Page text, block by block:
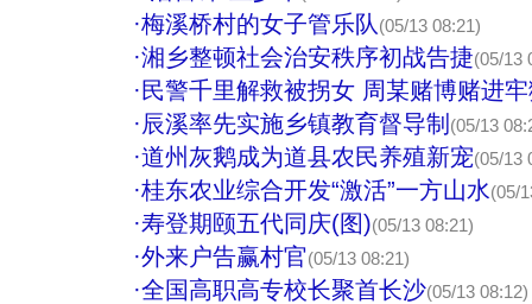
·梅溪桥村的女子管乐队 (05/13 08:21)
·湘乡整顿社会治安秩序初战告捷(05/13
·民警千里解救被拐女 周某赌博赌进
·辰溪率先实施乡镇教育督导制(05/13
·道州灰鹅成为道县农民养殖新宠(05/13
·桂东农业综合开发“激活”一方山水(05/
·寿登期颐五代同庆(图)(05/13 08:21)
·外来户告赢村官(05/13 08:21)
·全国高职高专校长聚首长沙(05/13 08:12)